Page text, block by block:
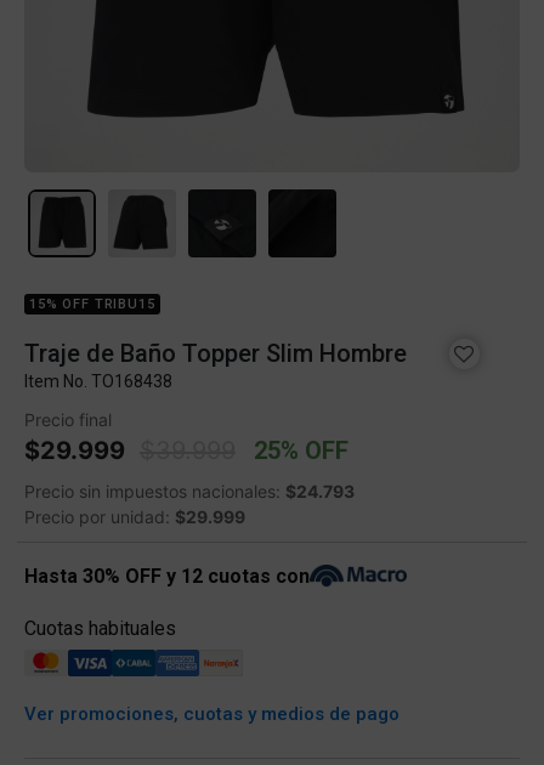
15% OFF TRIBU15
Traje de Baño Topper Slim Hombre
Item No. TO168438
Precio final
$29.999 Price reduced from
25% OFF
Precio sin impuestos nacionales: $24.793
Precio por unidad: $29.999
Hasta 30% OFF y 12 cuotas con
Cuotas habituales
Ver promociones, cuotas y medios de pago